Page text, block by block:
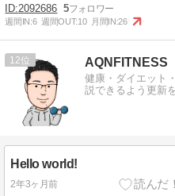
2092686 5
週間IN:6 週間OUT:10 月間IN:26
12
健康・ダイエット
説できるよう更新
Hello world!
2年3ヶ月前